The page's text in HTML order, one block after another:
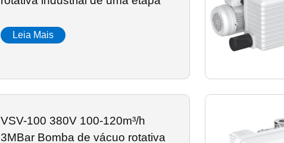
Leia Mais
VSV-100 380V 100-120m³/h
3MBar Bomba de vácuo rotativa